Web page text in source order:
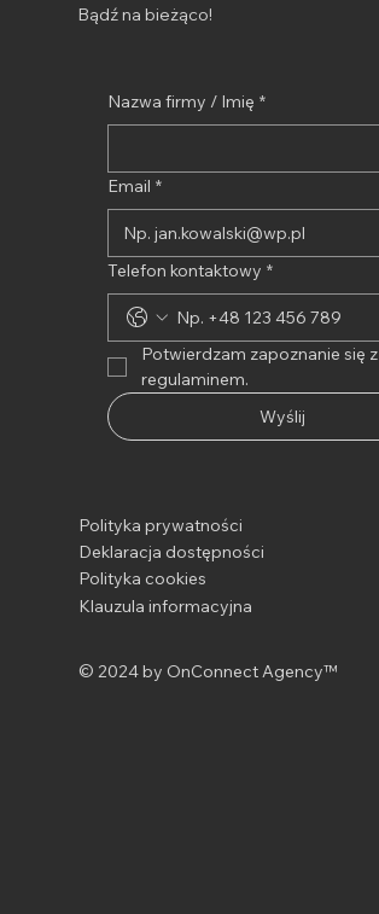
Bądź na bieżąco!
Nazwa firmy / Imię *
Email *
Telefon kontaktowy *
Potwierdzam zapoznanie się z
regulaminem.
Wyślij
Polityka prywatności
Deklaracja dostępności
Polityka cookies
Klauzula informacyjna
© 2024 by OnConnect Agency™